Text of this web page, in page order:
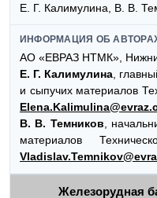
Е. Г. Калимулина, В. В.
ИНФОРМАЦИЯ ОБ
АО «ЕВРАЗ НТМК»,
Е. Г. Калимулина,
и сыпучих материалов
В. В. Темников,
материалов
Железорудная